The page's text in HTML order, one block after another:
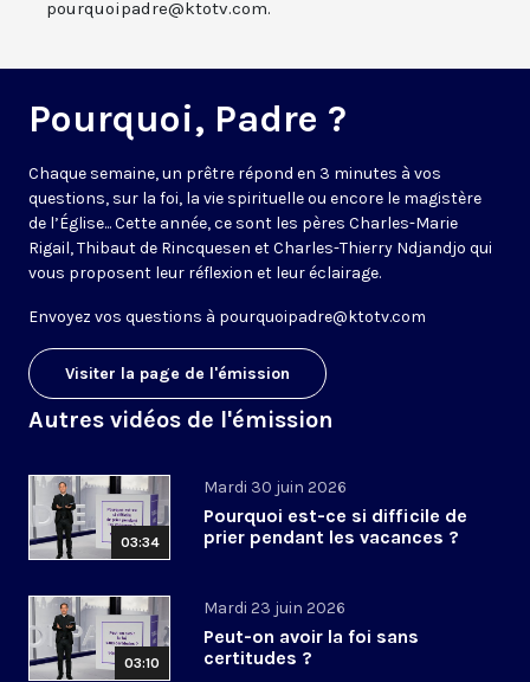
pourquoipadre@ktotv.com.
Pourquoi, Padre ?
Chaque semaine, un prêtre répond en 3 minutes à vos
questions, sur la foi, la vie spirituelle ou encore le magistère
de l’Église... Cette année, ce sont les pères Charles-Marie
Rigail, Thibaut de Rincquesen et Charles-Thierry Ndjandjo qui
vous proposent leur réflexion et leur éclairage.
Envoyez vos questions à pourquoipadre@ktotv.com
Visiter la page de l'émission
Autres vidéos de l'émission
03:34
Mardi 30 juin 2026
Pourquoi est-ce si difficile de
prier pendant les vacances ?
03:10
Mardi 23 juin 2026
Peut-on avoir la foi sans
certitudes ?